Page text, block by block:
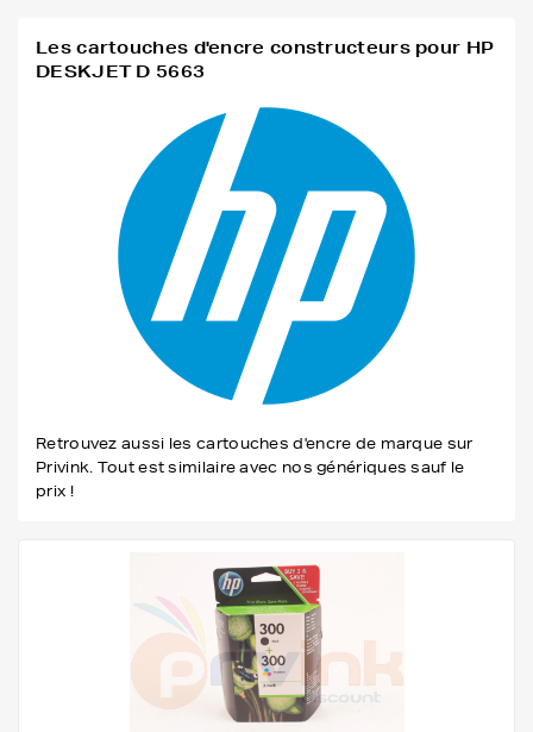
Les cartouches d'encre constructeurs pour HP
DESKJET D 5663
Retrouvez aussi les cartouches d'encre de marque sur
Privink. Tout est similaire avec nos génériques sauf le
prix !